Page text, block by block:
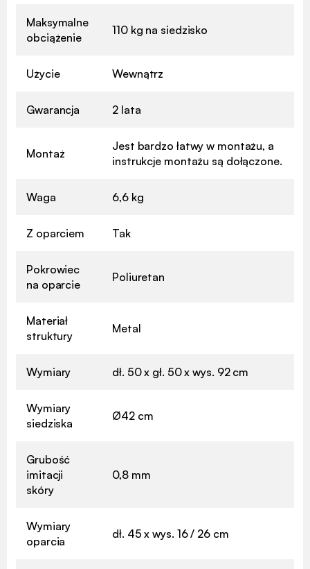
Maksymalne
obciążenie
110 kg na siedzisko
Użycie Wewnątrz
Gwarancja 2 lata
Montaż
Jest bardzo łatwy w montażu, a
instrukcje montażu są dołączone.
Waga 6,6 kg
Z oparciem Tak
Pokrowiec
na oparcie
Poliuretan
Materiał
struktury
Metal
Wymiary dł. 50 x gł. 50 x wys. 92 cm
Wymiary
siedziska
Ø42 cm
Grubość
imitacji
skóry
0,8 mm
Wymiary
oparcia
dł. 45 x wys. 16 / 26 cm